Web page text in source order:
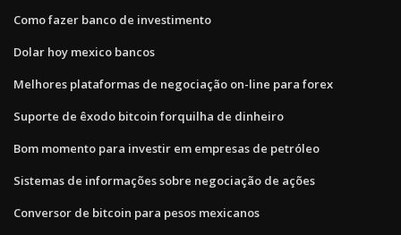
Como fazer banco de investimento
Dolar hoy mexico bancos
Melhores plataformas de negociação on-line para forex
Suporte de êxodo bitcoin forquilha de dinheiro
Bom momento para investir em empresas de petróleo
Sistemas de informações sobre negociação de ações
Conversor de bitcoin para pesos mexicanos